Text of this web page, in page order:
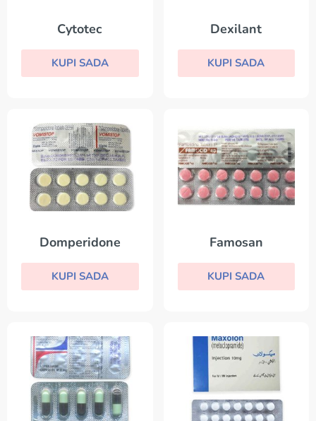
Cytotec
KUPI SADA
Dexilant
KUPI SADA
Domperidone
KUPI SADA
Famosan
KUPI SADA